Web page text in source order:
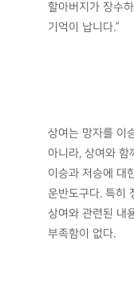
상여는 다양한 문
하며 망자와 그의
“상여꾼들은 상여
‘상여소리’를 했습
일러주소’와 같이